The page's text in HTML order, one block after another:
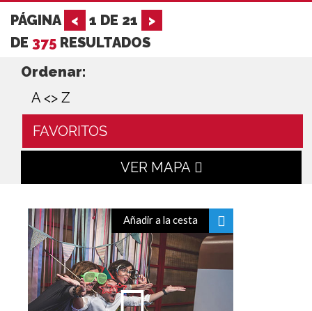
PÁGINA < 1 DE 21
>
DE 375 RESULTADOS
Ordenar:
A <> Z
FAVORITOS
VER MAPA
Añadir a la cesta